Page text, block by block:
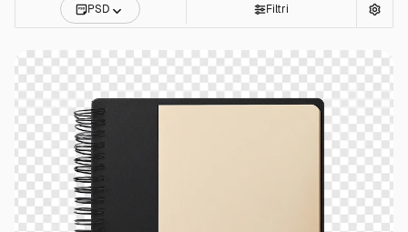
PSD Filtri